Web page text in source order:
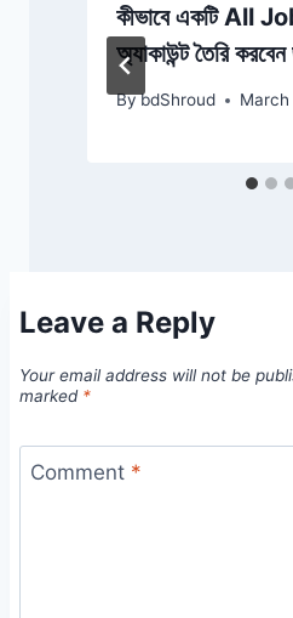
কীভাবে একটি All
অ্যাকাউন্ট তৈরি
BybdShroud
Leave a Reply
Your email address will not be
marked *
Comment *